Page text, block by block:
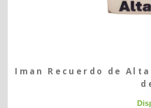
Iman Recuerdo de